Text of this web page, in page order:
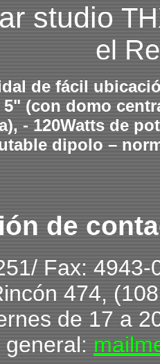
studio
el
de fácil
(con domo
- 120Watts de
dipolo –
de
Fax:
474,
de 17a
general: